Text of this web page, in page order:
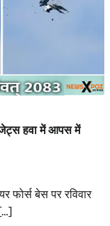
जेट्स हवा में आपस में
फोर्स बेस पर रविवार